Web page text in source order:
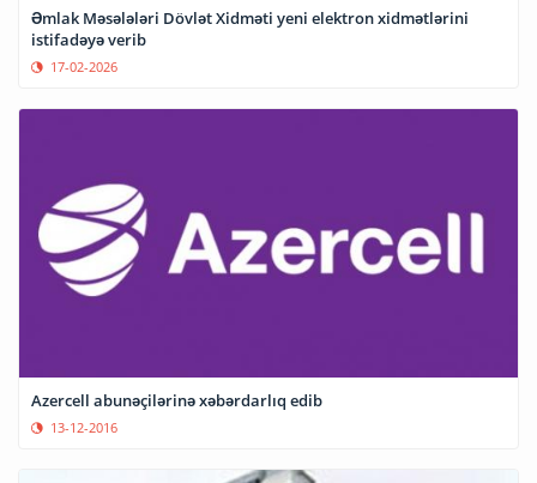
Əmlak Məsələləri Dövlət Xidməti yeni elektron xidmətlərini
istifadəyə verib
17-02-2026
Azercell abunəçilərinə xəbərdarlıq edib
13-12-2016